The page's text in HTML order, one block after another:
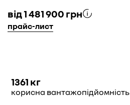
від 1 481 900 грн
прайс-лист
1361 кг
корисна вантажопідйомність